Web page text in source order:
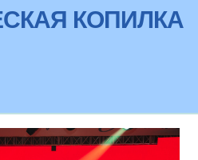
КОПИЛКА